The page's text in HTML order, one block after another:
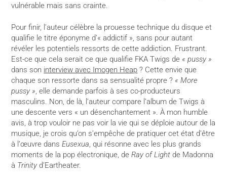
vulnérable mais sans crainte.
Pour finir, l’auteur célèbre la prouesse technique du disque et
qualifie le titre éponyme d’« addictif », sans pour autant
révéler les potentiels ressorts de cette addiction. Frustrant.
Est-ce que cela serait ce que qualifie FKA Twigs de « pussy »
dans son interview avec Imogen Heap ? Cette envie que
chaque son ressorte dans sa sensualité propre ? « More
pussy », elle demande parfois à ses co-producteurs
masculins. Non, de là, l’auteur compare l’album de Twigs à
une descente vers « un désenchantement ». À mon humble
avis, à trop vouloir ne pas voir la vie qui se déploie autour de la
musique, je crois qu’on s’empêche de pratiquer cet état d’être
à l’œuvre dansEusexua, qui résonne avec les plus grands
moments de la pop électronique, de Ray of Light de Madonna
à Trinityd’Eartheater.